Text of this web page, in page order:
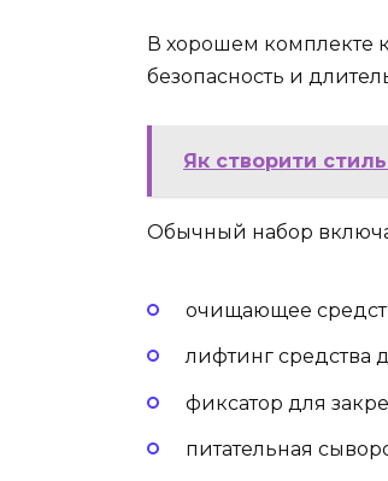
В хорошем комплекте
безопасность и
Як створити
Обычный набор
очищающее
лифтинг средства
фиксатор для
питательная